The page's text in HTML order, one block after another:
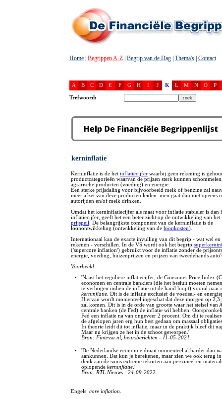
Home Begrippen A-Z Begrip van de Dag Thema's Contact
A B C D E F G H I J K L M N O P
Trefwoord:
kerninflatie
Kerninflatie is de het inflatiecijfer waarbij geen rekening is
productcategorieën waarvan de prijzen sterk kunnen
agrarische producten (voeding) en energie.
Een sterke prijsdaling voor bijvoorbeeld melk of benzine zal
meer afzet van deze producten leiden: men gaat dan niet opeens
autorijden en/of melk drinken.
Omdat het kerninflatiecijfer als maat voor inflatie stabieler is dan
inflatiecijfer, geeft het een beter zicht op de ontwikkeling van het
prijspeil
. De belangrijkste component van de kerninflatie is de
loonontwikkeling (ontwikkeling van de loonkosten).
Internationaal kan de exacte invulling van dit begrip - wat wel en
rekenen - verschillen. In de VS wordt ook het begrip
('supercore inflation') gebruikt voor de inflatie zonder de
energie, voeding, huizenprijzen en prijzen van tweedehands
Voorbeeld
'Naast het reguliere inflatiecijfer, de Consumer Price Index
economen en centrale bankiers (die het besluit moeten
te verhogen indien de inflatie uit de hand loopt) vooral naar
kerninflatie . Dit is de inflatie exclusief de voedsel- en
Hiervan wordt momenteel ingeschat dat deze morgen op 2,3
zal komen. Dit is in de orde van grootte waar het stelsel van
centrale banken (de Fed) de inflatie wil hebben.
Fed een inflatie na van ongeveer 2 procent. Om dit te
de afgelopen jaren erg hun best gedaan om massaal
In theorie leidt dit tot inflatie, maar in de praktijk bleef dit
Maar nu krijgen ze het in de schoot geworpen.'
Bron: Fintessa.nl, beursberichten - 11-05-2021.
'De Nederlandse economie draait momenteel al harder dan
aankunnen. Dat kun je berekenen, maar zien we ook terug
denk aan de soms extreme tekorten aan personeel en
oplopendekerninflatie.'
Bron: RTL Nieuws - 24-09-2022.
Engels: core inflation